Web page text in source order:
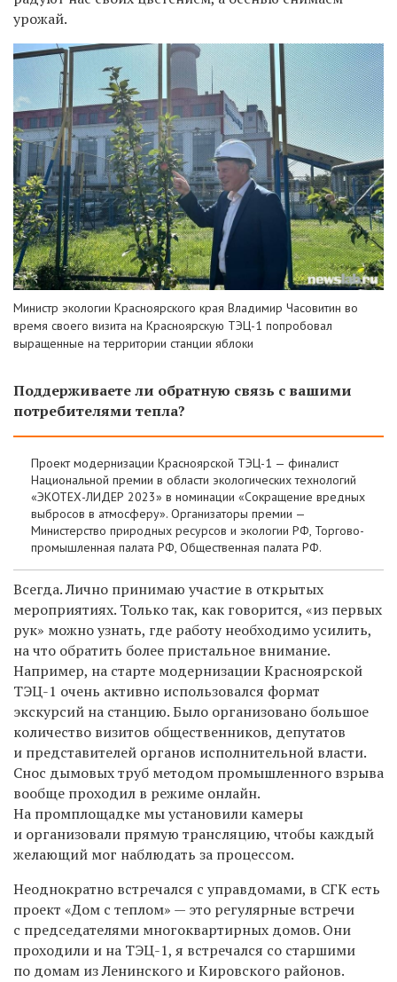
урожай.
Министр экологии Красноярского края Владимир Часовитин во
время своего визита на Красноярскую ТЭЦ-1 попробовал
выращенные на территории станции яблоки
Поддерживаете ли обратную связь с вашими
потребителями тепла?
Проект модернизации Красноярской ТЭЦ-1 — финалист
Национальной премии в области экологических технологий
«ЭКОТЕХ-ЛИДЕР 2023» в номинации «Сокращение вредных
выбросов в атмосферу». Организаторы премии —
Министерство природных ресурсов и экологии РФ, Торгово-
промышленная палата РФ, Общественная палата РФ.
Всегда. Лично принимаю участие в открытых
мероприятиях. Только так, как говорится, «из первых
рук» можно узнать, где работу необходимо усилить,
на что обратить более пристальное внимание.
Например, на старте модернизации Красноярской
ТЭЦ-1 очень активно использовался формат
экскурсий на станцию. Было организовано большое
количество визитов общественников, депутатов
и представителей органов исполнительной власти.
Снос дымовых труб методом промышленного взрыва
вообще проходил в режиме онлайн.
На промплощадке мы установили камеры
и организовали прямую трансляцию, чтобы каждый
желающий мог наблюдать за процессом.
Неоднократно встречался с управдомами, в СГК есть
проект «Дом с теплом» — это регулярные встречи
с председателями многоквартирных домов. Они
проходили и на ТЭЦ-1, я встречался со старшими
по домам из Ленинского и Кировского районов.